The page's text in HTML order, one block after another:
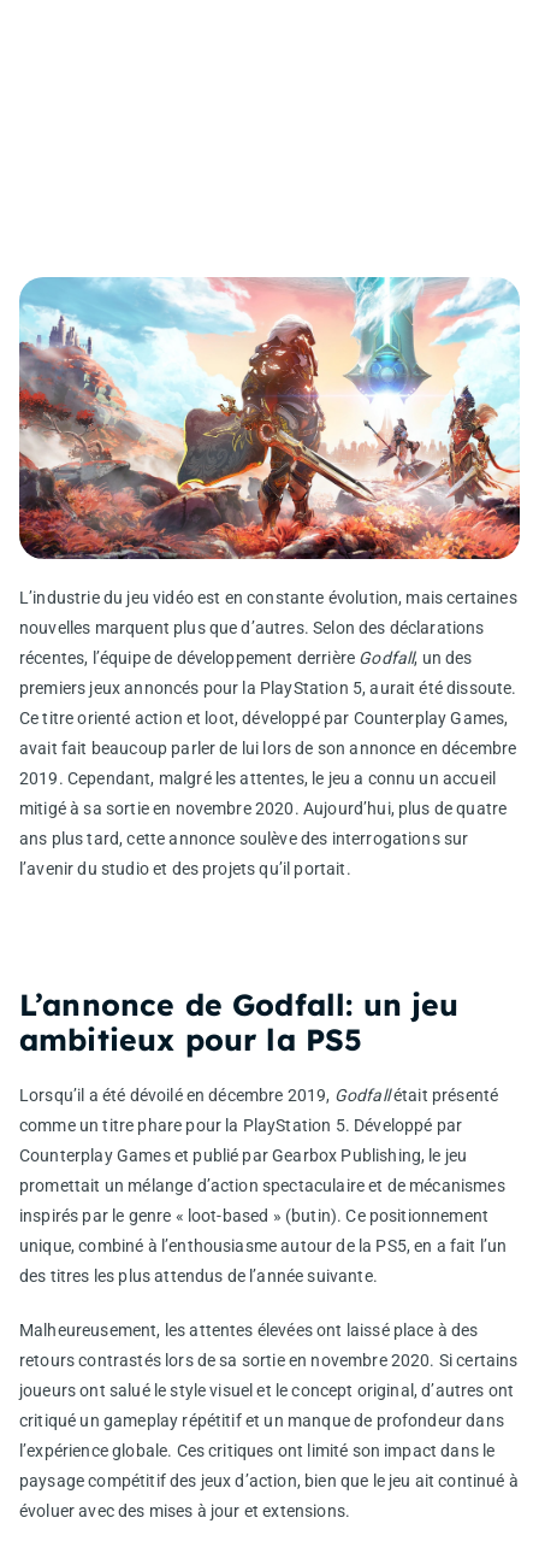
L’industrie du jeu vidéo est en constante évolution, mais certaines
nouvelles marquent plus que d’autres. Selon des déclarations
récentes, l’équipe de développement derrière Godfall, un des
premiers jeux annoncés pour la PlayStation 5, aurait été dissoute.
Ce titre orienté action et loot, développé par Counterplay Games,
avait fait beaucoup parler de lui lors de son annonce en décembre
2019. Cependant, malgré les attentes, le jeu a connu un accueil
mitigé à sa sortie en novembre 2020. Aujourd’hui, plus de quatre
ans plus tard, cette annonce soulève des interrogations sur
l’avenir du studio et des projets qu’il portait.
L’annonce de Godfall: un jeu
ambitieux pour la PS5
Lorsqu’il a été dévoilé en décembre 2019, Godfallétait présenté
comme un titre phare pour la PlayStation 5. Développé par
Counterplay Games et publié par Gearbox Publishing, le jeu
promettait un mélange d’action spectaculaire et de mécanismes
inspirés par le genre « loot-based » (butin). Ce positionnement
unique, combiné à l’enthousiasme autour de la PS5, en a fait l’un
des titres les plus attendus de l’année suivante.
Malheureusement, les attentes élevées ont laissé place à des
retours contrastés lors de sa sortie en novembre 2020. Si certains
joueurs ont salué le style visuel et le concept original, d’autres ont
critiqué un gameplay répétitif et un manque de profondeur dans
l’expérience globale. Ces critiques ont limité son impact dans le
paysage compétitif des jeux d’action, bien que le jeu ait continué à
évoluer avec des mises à jour et extensions.